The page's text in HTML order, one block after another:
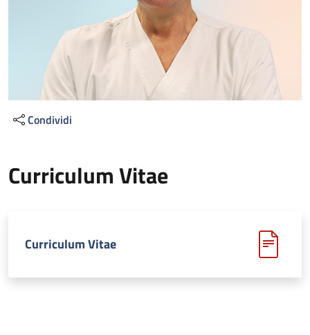
Condividi
Curriculum Vitae
Curriculum Vitae